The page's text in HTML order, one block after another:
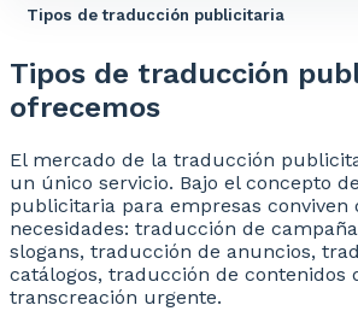
Tipos de traducción publicitaria
Tipos de traducción
ofrecemos
El mercado de la traducción
un único servicio. Bajo el concepto
publicitaria para empresas conviven
necesidades: traducción de
slogans, traducción de anuncios,
catálogos, traducción de contenidos
transcreación urgente.